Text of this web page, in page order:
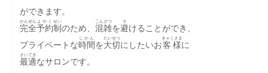
ができます。
完全
かんぜん
予約
よやく
制
せい
のため、 混雑
こんざつ
を避
さ
けることができ、
プライベートな時間
じかん
を大切
たいせつ
にしたいお客様
きゃくさま
に
最適
さいてき
なサロンです。